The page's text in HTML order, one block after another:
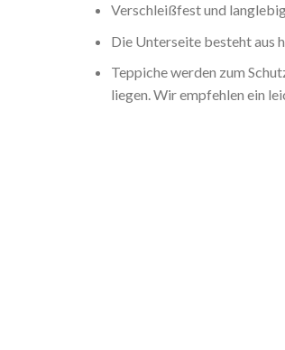
Verschleißfest und
Die Unterseite besteht aus
Teppiche werden zum
liegen. Wir empfehlen ein